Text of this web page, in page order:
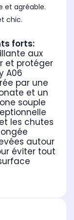
et agréable.
chic.
forts:
aux
et protéger
A06
par une
et un
souple
les chutes
autour
éviter tout